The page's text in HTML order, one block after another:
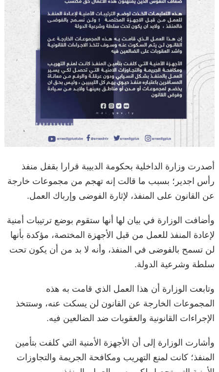
أصدرت وزارة الداخلية بحكومة الدبيبة قرارا بقفل منفذ
رأس اجدير؛ بسبب ما قالت إنه تهجم من مجموعات خارجة
عن القانون على المنفذ، لإثارة الفوضى وإرباك العمل.
وأضافت الوزارة في بيان لها أنها ستقوم بوضع ترتيبات أمنية
لإعادة المنفذ للعمل من قبل الأجهزة المختصة، مؤكدة بأنها
لن تسمح بالفوضى في المنفذ، وأنه لا بد من أن يكون تحت
سلطة وشرعية الدولة.
وتابعت الوزارة أن هذا العمل الذي قامت به هذه
المجموعات الخارجة عن القانون لن يسكت عنه، وستتخذ
الإجراءات القانونية والعقوبات ضد الضالعين فيه.
وأشارت الوزارة إلى أن الأجهزة الأمنية التي كلفت بتأمين
المنفذ؛ كانت لمنع التهريب ومكافحة الجريمة والتجاوزات